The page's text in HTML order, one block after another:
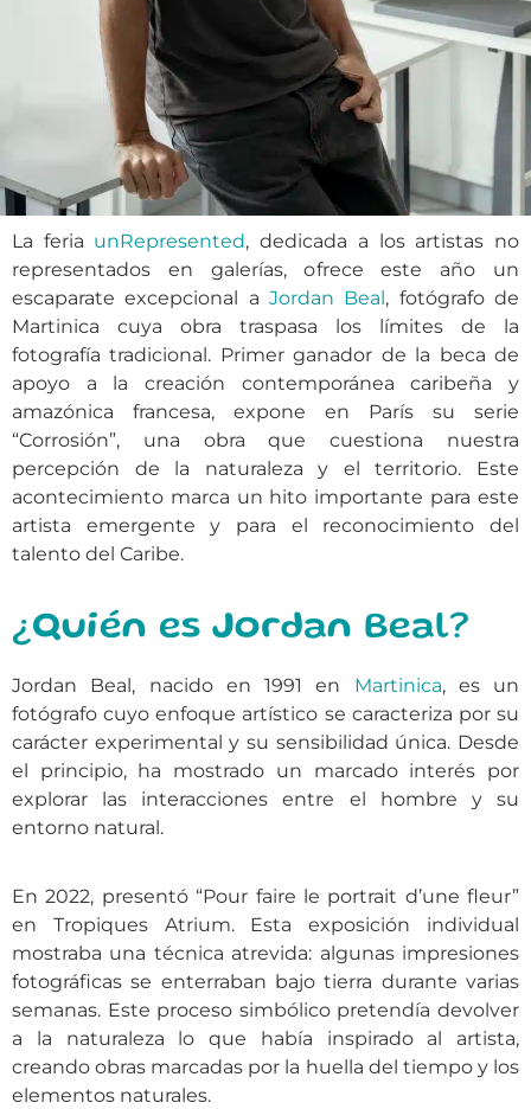
La feria unRepresented, dedicada a los artistas no
representados en galerías, ofrece este año un
escaparate excepcional a Jordan Beal , fotógrafo de
Martinica cuya obra traspasa los límites de la
fotografía tradicional. Primer ganador de la beca de
apoyo a la creación contemporánea caribeña y
amazónica francesa, expone en París su serie
“Corrosión”, una obra que cuestiona nuestra
percepción de la naturaleza y el territorio. Este
acontecimiento marca un hito importante para este
artista emergente y para el reconocimiento del
talento del Caribe.
¿Quién es Jordan Beal?
Jordan Beal, nacido en 1991 en Martinica, es un
fotógrafo cuyo enfoque artístico se caracteriza por su
carácter experimental y su sensibilidad única. Desde
el principio, ha mostrado un marcado interés por
explorar las interacciones entre el hombre y su
entorno natural.
En 2022, presentó “Pour faire le portrait d’une fleur”
en Tropiques Atrium. Esta exposición individual
mostraba una técnica atrevida: algunas impresiones
fotográficas se enterraban bajo tierra durante varias
semanas. Este proceso simbólico pretendía devolver
a la naturaleza lo que había inspirado al artista,
creando obras marcadas por la huella del tiempo y los
elementos naturales.